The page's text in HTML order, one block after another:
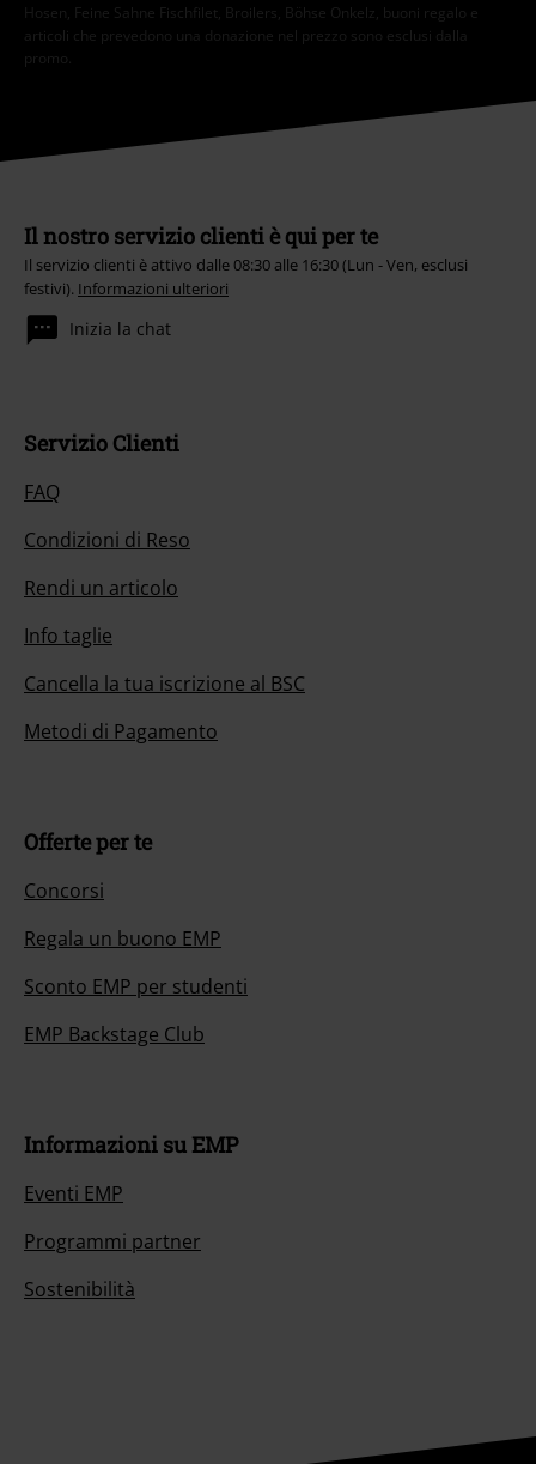
Hosen, Feine Sahne Fischfilet, Broilers, Böhse Onkelz, buoni regalo e
articoli che prevedono una donazione nel prezzo sono esclusi dalla
promo.
Il nostro servizio clienti è qui per te
Il servizio clienti è attivo dalle 08:30 alle 16:30 (Lun - Ven, esclusi
festivi). Informazioni ulteriori
Inizia la chat
Servizio Clienti
FAQ
Condizioni di Reso
Rendi un articolo
Info taglie
Cancella la tua iscrizione al BSC
Metodi di Pagamento
Offerte per te
Concorsi
Regala un buono EMP
Sconto EMP per studenti
EMP Backstage Club
Informazioni su EMP
Eventi EMP
Programmi partner
Sostenibilità